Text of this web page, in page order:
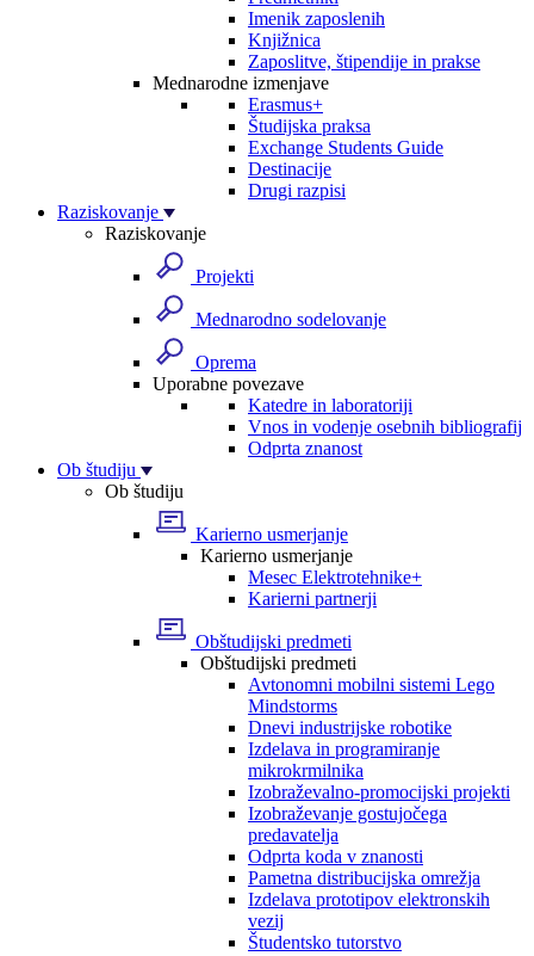
Imenik zaposlenih
Knjižnica
Zaposlitve, štipendije in prakse
Mednarodne izmenjave
Erasmus+
Študijska praksa
Exchange Students Guide
Destinacije
Drugi razpisi
Raziskovanje
Raziskovanje
Projekti
Mednarodno sodelovanje
Oprema
Uporabne povezave
Katedre in laboratoriji
Vnos in vodenje osebnih bibliografij
Odprta znanost
Ob študiju
Ob študiju
Karierno usmerjanje
Karierno usmerjanje
Mesec Elektrotehnike+
Karierni partnerji
Obštudijski predmeti
Obštudijski predmeti
Avtonomni mobilni sistemi Lego
Mindstorms
Dnevi industrijske robotike
Izdelava in programiranje
mikrokrmilnika
Izobraževalno-promocijski projekti
Izobraževanje gostujočega
predavatelja
Odprta koda v znanosti
Pametna distribucijska omrežja
Izdelava prototipov elektronskih
vezij
Študentsko tutorstvo